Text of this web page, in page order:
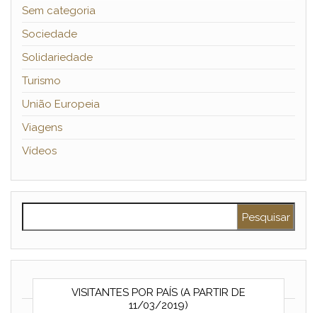
Sem categoria
Sociedade
Solidariedade
Turismo
União Europeia
Viagens
Vídeos
VISITANTES POR PAÍS (A PARTIR DE
11/03/2019)